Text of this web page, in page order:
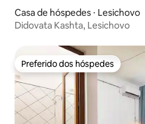
Casa de hóspedes ⋅ Lesichovo
Didovata Kashta, Lesichovo
Preferido dos hóspedes
Preferido dos hóspedes